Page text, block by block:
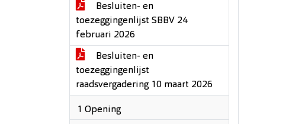
Besluiten- en
toezeggingenlijst SBBV 24
februari 2026
Besluiten- en
toezeggingenlijst
raadsvergadering 10 maart 2026
1 Opening